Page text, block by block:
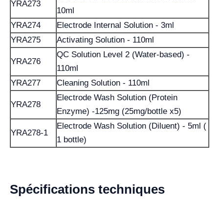
YRA273
10ml
YRA274
Electrode Internal Solution - 3ml
YRA275
Activating Solution - 110ml
YRA276
QC Solution Level 2 (Water-based) -
110ml
YRA277
Cleaning Solution - 110ml
YRA278
Electrode Wash Solution (Protein
Enzyme) -125mg (25mg/bottle x5)
YRA278-1
Electrode Wash Solution (Diluent) - 5ml (
1 bottle)
Spécifications techniques